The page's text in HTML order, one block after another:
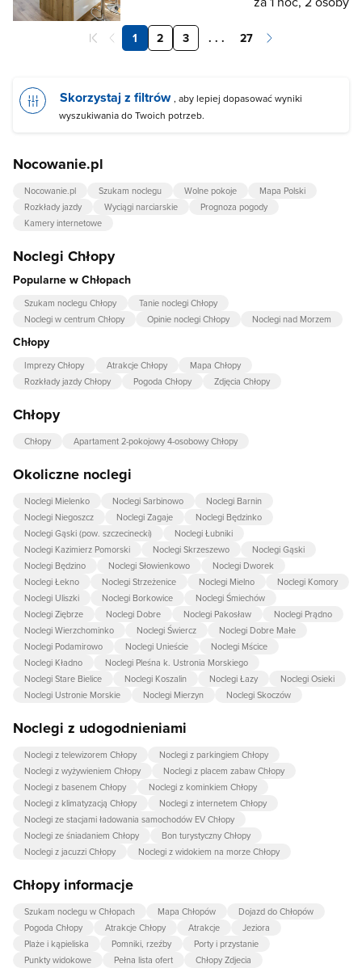
1 2 3 . . . 27
Skorzystaj z filtrów , aby lepiej dopasować wyniki
wyszukiwania do Twoich potrzeb.
Nocowanie.pl
Nocowanie.pl Szukam noclegu Wolne pokoje
Mapa Polski
Rozkłady jazdy
Wyciągi narciarskie
Prognoza pogody
Kamery internetowe
Noclegi Chłopy
Popularne w Chłopach
Szukam noclegu Chłopy
Tanie noclegi Chłopy
Noclegi w centrum Chłopy
Opinie noclegi Chłopy Noclegi nad Morzem
Chłopy
Imprezy Chłopy Atrakcje Chłopy
Mapa Chłopy
Rozkłady jazdy Chłopy
Pogoda Chłopy Zdjęcia Chłopy
Chłopy
Chłopy Apartament 2-pokojowy 4-osobowy Chłopy
Okoliczne noclegi
Noclegi Mielenko Noclegi Sarbinowo
Noclegi Barnin
Noclegi Niegoszcz
Noclegi Zagaje
Noclegi Będzinko
Noclegi Gąski (pow. szczecinecki)
Noclegi Łubniki
Noclegi Kazimierz Pomorski
Noclegi Skrzeszewo
Noclegi Gąski
Noclegi Będzino
Noclegi Słowienkowo
Noclegi Dworek
Noclegi Łekno
Noclegi Strzeżenice Noclegi Mielno
Noclegi Komory
Noclegi Uliszki
Noclegi Borkowice
Noclegi Śmiechów
Noclegi Ziębrze
Noclegi Dobre Noclegi Pakosław
Noclegi Prądno
Noclegi Wierzchominko
Noclegi Świercz
Noclegi Dobre Małe
Noclegi Podamirowo
Noclegi Unieście
Noclegi Mścice
Noclegi Kładno
Noclegi Pleśna k. Ustronia Morskiego
Noclegi Stare Bielice
Noclegi Koszalin Noclegi Łazy
Noclegi Osieki
Noclegi Ustronie Morskie
Noclegi Mierzyn Noclegi Skoczów
Noclegi z udogodnieniami
Noclegi z telewizorem Chłopy
Noclegi z parkingiem Chłopy
Noclegi z wyżywieniem Chłopy
Noclegi z placem zabaw Chłopy
Noclegi z basenem Chłopy
Noclegi z kominkiem Chłopy
Noclegi z klimatyzacją Chłopy
Noclegi z internetem Chłopy
Noclegi ze stacjami ładowania samochodów EV Chłopy
Noclegi ze śniadaniem Chłopy
Bon turystyczny Chłopy
Noclegi z jacuzzi Chłopy
Noclegi z widokiem na morze Chłopy
Chłopy informacje
Szukam noclegu w Chłopach Mapa Chłopów
Dojazd do Chłopów
Pogoda Chłopy
Atrakcje Chłopy Atrakcje
Jeziora
Plaże i kąpieliska
Pomniki, rzeźby
Porty i przystanie
Punkty widokowe
Pełna lista ofert
Chłopy Zdjecia